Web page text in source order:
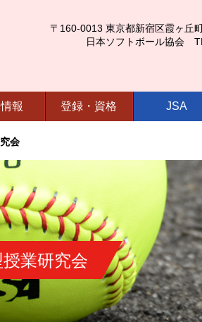
〒160-0013 東京都新宿区霞ヶ丘
日本ソフトボール協会
報 登録・資格 JSA
会
業研究会